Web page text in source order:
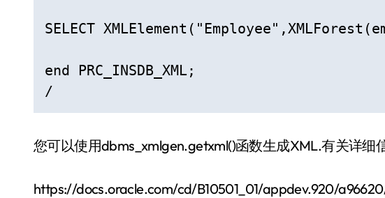
SELECT
end PRC_INSDB_XML;
/
您可以使用dbms_xmlgen.getxml()函数生成XML.有关详细
https://docs.oracle.com/cd/B10501_01/appdev.920/